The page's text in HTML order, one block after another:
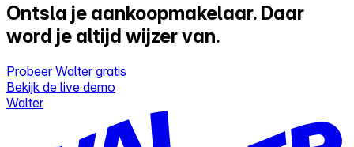
Ontsla je aankoopmakelaar. Daar
word je altijd wijzer van.
Probeer Walter gratis
Bekijk de live demo
Walter